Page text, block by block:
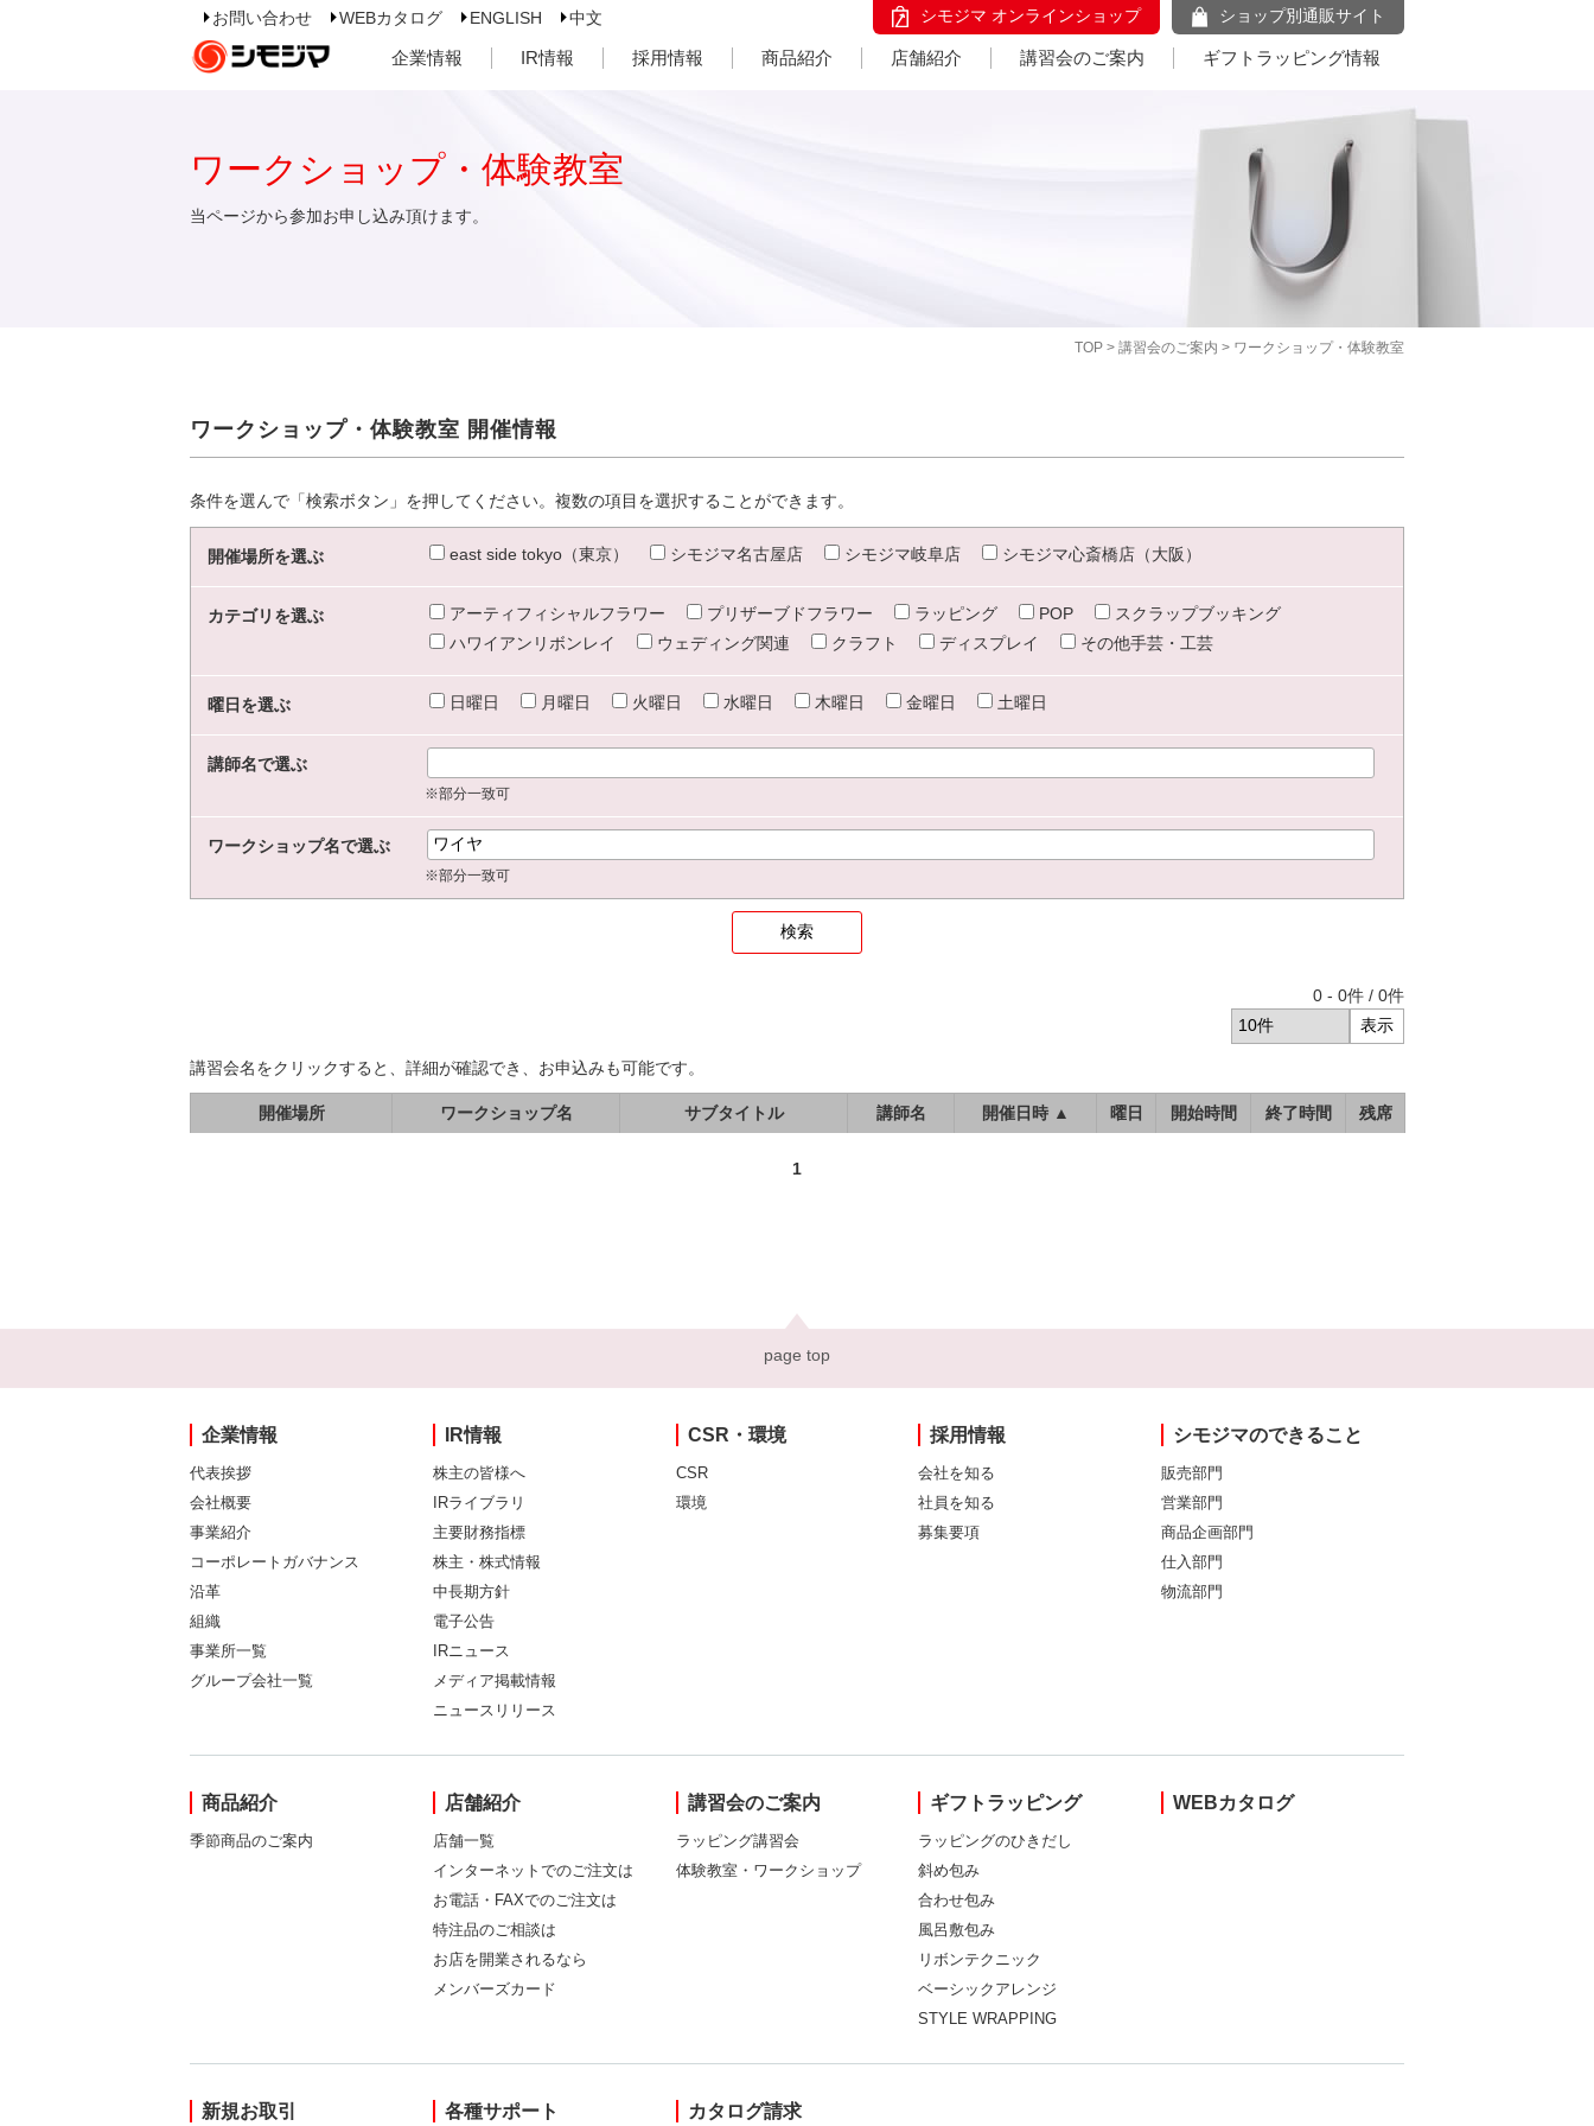
お問い合わせ WEBカタログ ENGLISH 中文 シモジマ オンラインショップ ショップ別通販サイト
企業情報 IR情報 採用情報 商品紹介 店舗紹介 講習会のご案内 ギフトラッピング情報
TOP > 講習会のご案内 > ワークショップ・体験教室
ワークショップ・体験教室
当ページから参加お申し込み頂けます。
ワークショップ・体験教室 開催情報
条件を選んで「検索ボタン」を押してください。複数の項目を選択することができます。
開催場所を選ぶ east side tokyo（東京） シモジマ名古屋店 シモジマ岐阜店 シモジマ心斎橋店（大阪）
カテゴリを選ぶ アーティフィシャルフラワー プリザーブドフラワー ラッピング POP
スクラップブッキング
ハワイアンリボンレイ
ウェディング関連 クラフト ディスプレイ その他手芸・工芸
曜日を選ぶ 日曜日 月曜日 火曜日 水曜日 木曜日 金曜日 土曜日
講師名で選ぶ
※部分一致可
ワークショップ名で選ぶ
※部分一致可
0 - 0件 / 0件
講習会名をクリックすると、詳細が確認でき、お申込みも可能です。
開催場所 ワークショップ名 サブタイトル 講師名 開催日時 ▲ 曜日 開始時間 終了時間 残席
1
page top
企業情報
代表挨拶
会社概要
事業紹介
コーポレートガバナンス
沿革
組織
事業所一覧
グループ会社一覧
IR情報
株主の皆様へ
IRライブラリ
主要財務指標
株主・株式情報
中長期方針
電子公告
IRニュース
メディア掲載情報
ニュースリリース
CSR・環境
CSR
環境
採用情報
会社を知る
社員を知る
募集要項
シモジマのできること
販売部門
営業部門
商品企画部門
仕入部門
物流部門
商品紹介
季節商品のご案内
店舗紹介
店舗一覧
インターネットでのご注文は
お電話・FAXでのご注文は
特注品のご相談は
お店を開業されるなら
メンバーズカード
講習会のご案内
ラッピング講習会
体験教室・ワークショップ
ギフトラッピング
ラッピングのひきだし
斜め包み
合わせ包み
風呂敷包み
リボンテクニック
ベーシックアレンジ
STYLE WRAPPING
WEBカタログ
新規お取引 各種サポート カタログ請求